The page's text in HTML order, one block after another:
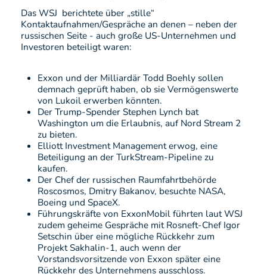
Das WSJ berichtete über „stille“
Kontaktaufnahmen/Gespräche an denen – neben der
russischen Seite - auch große US-Unternehmen und
Investoren beteiligt waren:
Exxon und der Milliardär Todd Boehly sollen
demnach geprüft haben, ob sie Vermögenswerte
von Lukoil erwerben könnten.
Der Trump-Spender Stephen Lynch bat
Washington um die Erlaubnis, auf Nord Stream 2
zu bieten.
Elliott Investment Management erwog, eine
Beteiligung an der TurkStream-Pipeline zu
kaufen.
Der Chef der russischen Raumfahrtbehörde
Roscosmos, Dmitry Bakanov, besuchte NASA,
Boeing und SpaceX.
Führungskräfte von ExxonMobil führten laut WSJ
zudem geheime Gespräche mit Rosneft-Chef Igor
Setschin über eine mögliche Rückkehr zum
Projekt Sakhalin-1, auch wenn der
Vorstandsvorsitzende von Exxon später eine
Rückkehr des Unternehmens ausschloss.